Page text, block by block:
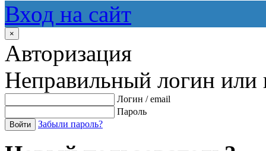
Вход на сайт
×
Авторизация
Неправильный логин или
Логин / email
Пароль
Войти Забыли пароль?